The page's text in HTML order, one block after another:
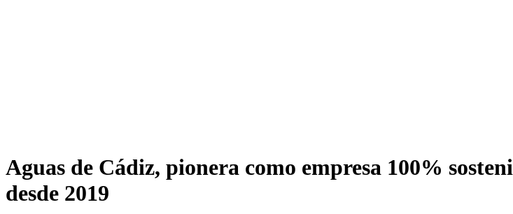
Aguas de Cádiz, pionera como empresa 100%
desde 2019